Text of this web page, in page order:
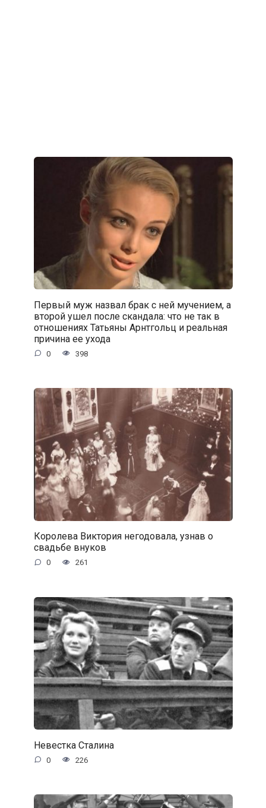
Первый муж назвал брак с ней мучением, а
второй ушел после скандала: что не так в
отношениях Татьяны Арнтгольц и реальная
причина ее ухода
0 398
Королева Виктория негодовала, узнав о
свадьбе внуков
0 261
Невестка Сталина
0 226